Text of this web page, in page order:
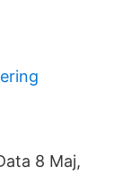
8 Maj,